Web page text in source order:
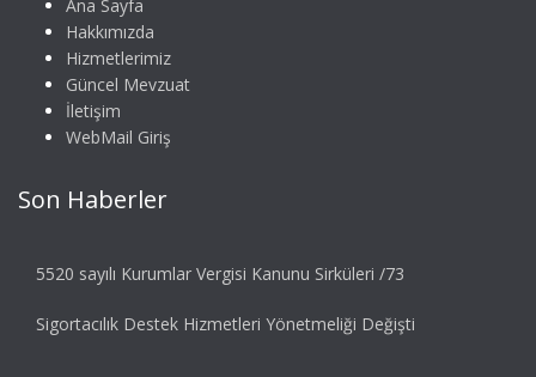
Ana Sayfa
Hakkımızda
Hizmetlerimiz
Güncel Mevzuat
İletişim
WebMail Giriş
Son Haberler
5520 sayılı Kurumlar Vergisi Kanunu Sirküleri /73
Sigortacılık Destek Hizmetleri Yönetmeliği Değişti